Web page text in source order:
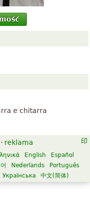
e chitarra
· reklama
English
Español
Nederlands
Português
Українська 中文(简体)